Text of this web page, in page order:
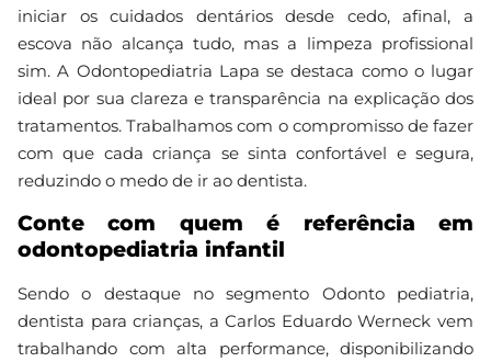
iniciar os cuidados dentários desde cedo, afinal, a
escova não alcança tudo, mas a limpeza profissional
sim. A Odontopediatria Lapa se destaca como o lugar
ideal por sua clareza e transparência na explicação dos
tratamentos. Trabalhamos com o compromisso de fazer
com que cada criança se sinta confortável e segura,
reduzindo o medo de ir ao dentista.
Conte com quem é referência em
odontopediatria infantil
Sendo o destaque no segmento Odonto pediatria,
dentista para crianças, a Carlos Eduardo Werneck vem
trabalhando com alta performance, disponibilizando